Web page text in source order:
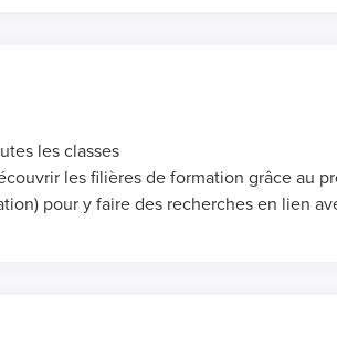
les classes
les filières de formation grâce au
pour y faire des recherches en lien